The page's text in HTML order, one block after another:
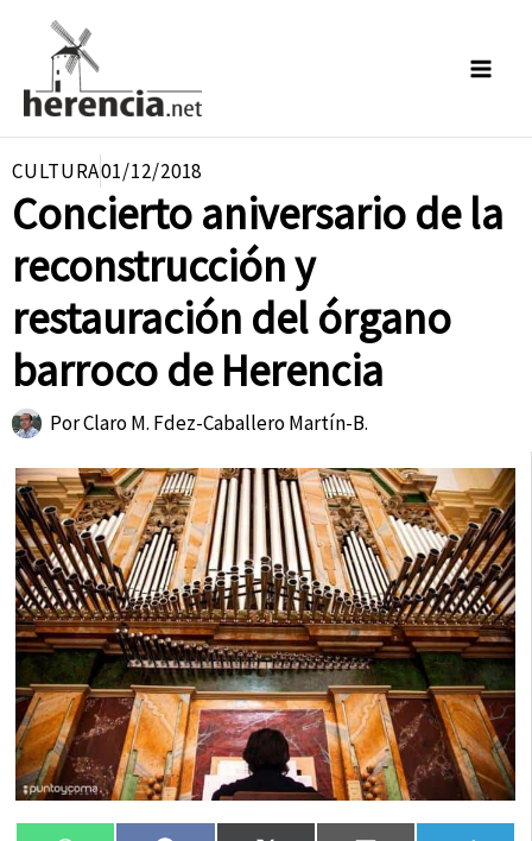
contenido
CULTURA01/12/2018
Concierto aniversario de la
reconstrucción y
restauración del órgano
barroco de Herencia
PorClaro M. Fdez-Caballero Martín-B.